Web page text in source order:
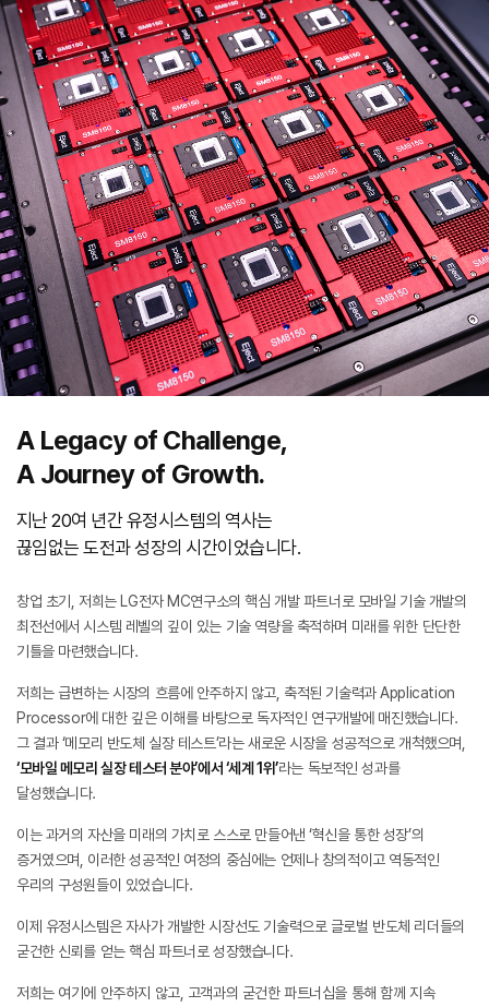
A Legacy of Challenge,
A Journey of Growth.
지난 20여 년간 유정시스템의 역사는
끊임없는 도전과 성장의 시간이었습니다.
창업 초기, 저희는 LG전자 MC연구소의 핵심 개발 파트너로 모바일 기술 개발의
최전선에서시스템 레벨의 깊이 있는 기술 역량을 축적하며 미래를 위한 단단한
기틀을 마련했습니다.
저희는 급변하는 시장의 흐름에 안주하지 않고, 축적된 기술력과 Application
Processor에 대한 깊은 이해를 바탕으로 독자적인 연구개발에 매진했습니다.
그 결과 ‘메모리 반도체 실장 테스트’라는 새로운 시장을 성공적으로 개척했으며,
‘모바일 메모리 실장 테스터 분야’에서 ‘세계 1위’라는 독보적인 성과를
달성했습니다.
이는 과거의 자산을 미래의 가치로 스스로 만들어낸 ‘혁신을 통한 성장’의
증거였으며, 이러한 성공적인 여정의 중심에는 언제나 창의적이고 역동적인
우리의 구성원들이 있었습니다.
이제 유정시스템은 자사가 개발한 시장선도 기술력으로 글로벌 반도체 리더들의
굳건한 신뢰를 얻는핵심 파트너로 성장했습니다.
저희는 여기에 안주하지 않고, 고객과의 굳건한 파트너십을 통해 함께 지속